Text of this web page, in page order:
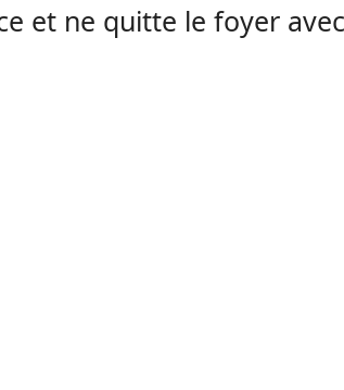
et ne quitte le foyer